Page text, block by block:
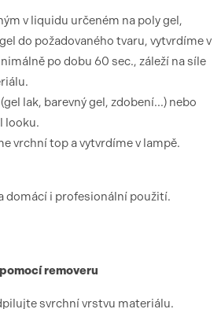
v liquidu určeném na poly gel,
do požadovaného tvaru, vytvrdíme v
po dobu 60 sec., záleží na síle
lak, barevný gel, zdobení...) nebo
looku.
vrchní top a vytvrdíme v lampě.
domácí i profesionální použití.
removeru
svrchní vrstvu materiálu.